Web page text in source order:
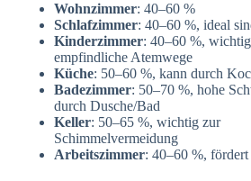
Wohnzimmer: 40–60 %
Schlafzimmer: 40–60 %, ideal
Kinderzimmer: 40–60 %,
empfindliche Atemwege
Küche: 50–60 %, kann durch
Badezimmer: 50–70 %, hohe
durch Dusche/Bad
Keller: 50–65 %, wichtig zur
Schimmelvermeidung
Arbeitszimmer: 40–60 %,